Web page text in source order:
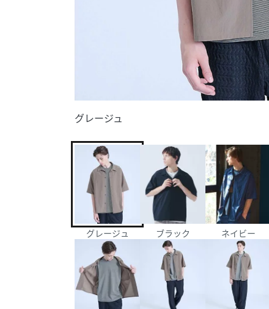
グレージュ
グレージュ ブラック ネイビー